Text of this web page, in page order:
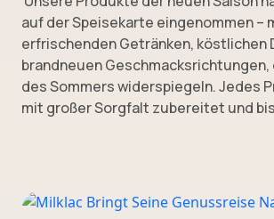
auf der Speisekarte eingenommen –
erfrischenden Getränken, köstlichen
brandneuen Geschmacksrichtungen,
des Sommers widerspiegeln. Jedes
mit großer Sorgfalt zubereitet und